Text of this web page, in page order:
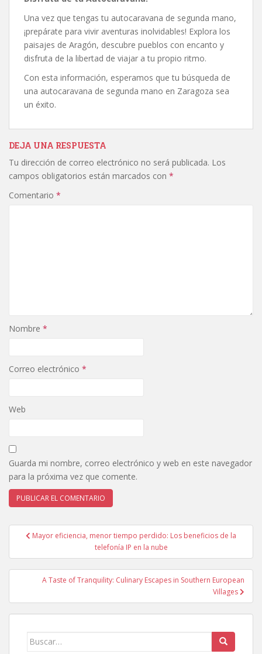
Una vez que tengas tu autocaravana de segunda mano,
¡prepárate para vivir aventuras inolvidables! Explora los
paisajes de Aragón, descubre pueblos con encanto y
disfruta de la libertad de viajar a tu propio ritmo.
Con esta información, esperamos que tu búsqueda de
una autocaravana de segunda mano en Zaragoza sea
un éxito.
DEJA UNA RESPUESTA
Tu dirección de correo electrónico no será publicada. Los
campos obligatorios están marcados con *
Comentario *
Nombre *
Correo electrónico *
Web
Guarda mi nombre, correo electrónico y web en este navegador
para la próxima vez que comente.
Navegación
entradas
Mayor eficiencia, menor tiempo perdido: Los beneficios de la
telefonía IP en la nube
A Taste of Tranquility: Culinary Escapes in Southern European
Villages
Buscar: